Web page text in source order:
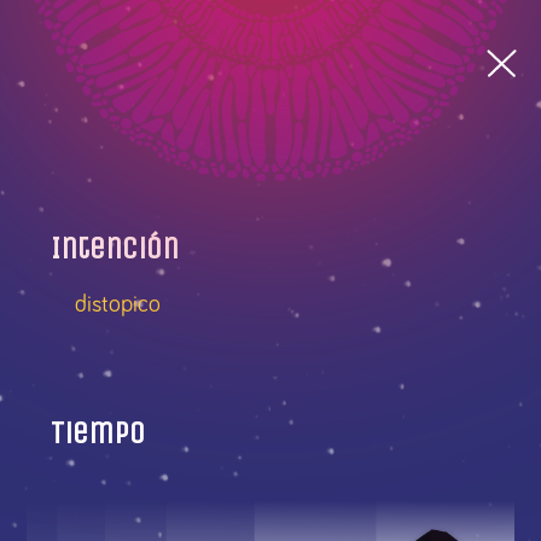
Intención
distopico
Tiempo